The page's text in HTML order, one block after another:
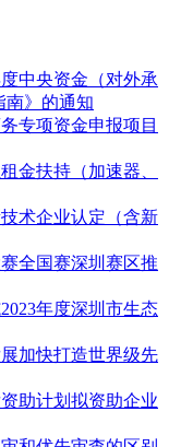
中央资金（对外承
南》的通知
专项资金申报项目
金扶持（加速器、
术企业认定（含新
全国赛深圳赛区推
年度深圳市生态
加快打造世界级先
助计划拟资助企业